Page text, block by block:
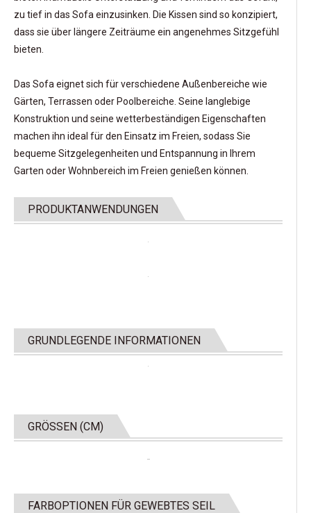
zu tief in das Sofa einzusinken. Die Kissen sind so konzipiert,
dass sie über längere Zeiträume ein angenehmes Sitzgefühl
bieten.
Das Sofa eignet sich für verschiedene Außenbereiche wie
Gärten, Terrassen oder Poolbereiche. Seine langlebige
Konstruktion und seine wetterbeständigen Eigenschaften
machen ihn ideal für den Einsatz im Freien, sodass Sie
bequeme Sitzgelegenheiten und Entspannung in Ihrem
Garten oder Wohnbereich im Freien genießen können.
PRODUKTANWENDUNGEN
GRUNDLEGENDE INFORMATIONEN
GRÖSSEN (CM)
FARBOPTIONEN FÜR GEWEBTES SEIL